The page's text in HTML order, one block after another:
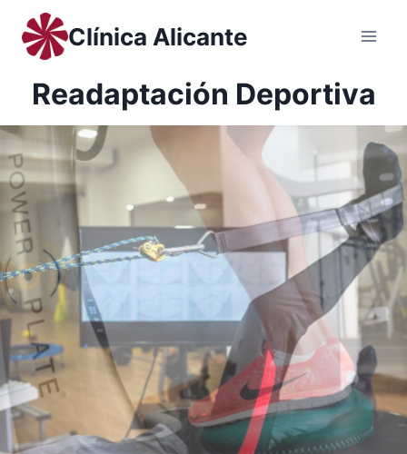
Saltar
contenido
Clínica Alicante
Readaptación Deportiva